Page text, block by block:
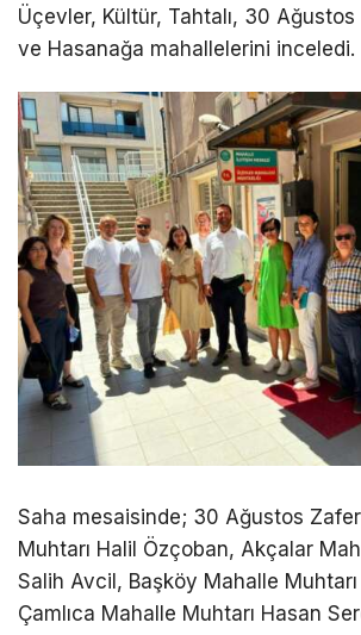
Üçevler, Kültür, Tahtalı, 30
ve Hasanağa mahallelerini inceledi.
Saha mesaisinde; 30 Ağustos
Muhtarı Halil Özçoban, Akçalar
Salih Avcil, Başköy Mahalle
Çamlıca Mahalle Muhtarı Hasan